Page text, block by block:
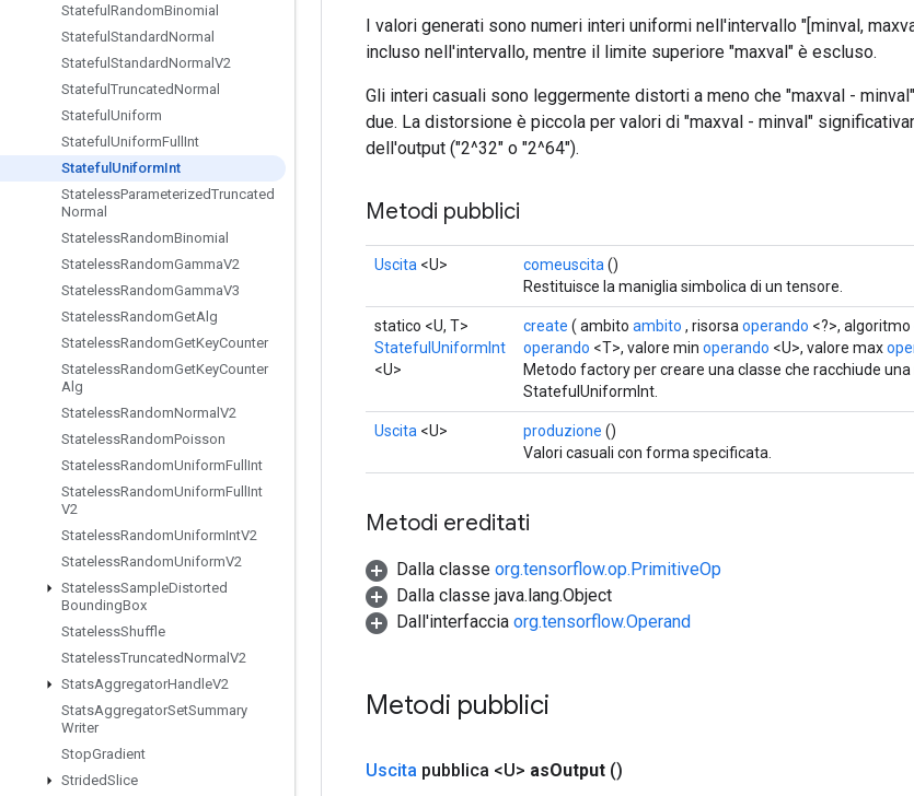
Stateful RandomBinomial
Stateful StandardNormal
Stateful StandardNormal V2
Stateful TruncatedNormal
Stateful Uniform
Stateful UniformFull Int
Stateful UniformInt
StatelessParameterizedTruncated
Normal
StatelessRandomBinomial
StatelessRandomGammaV2
StatelessRandomGammaV3
StatelessRandomGetAlg
StatelessRandomGetKeyCounter
StatelessRandomGetKeyCounter
Alg
StatelessRandomNormal V2
StatelessRandomPoisson
StatelessRandomUniformFull Int
StatelessRandomUniformFull Int
V2
StatelessRandomUniformIntV2
StatelessRandomUniformV2
StatelessSampleDistorted
BoundingBox
StatelessShuffle
StatelessTruncatedNormal V2
StatsAggregatorHandleV2
StatsAggregatorSetSummary
Writer
StopGradient
StridedSlice
I valori generati sono numeri interi uniformi nell'intervallo "[minval,
incluso nell'intervallo, mentre il limite superiore "maxval" è escluso.
Gli interi casuali sono leggermente distorti a meno che "maxval -
due. La distorsione è piccola per valori di "maxval - minval"
dell'output ("2^32" o "2^64").
Metodi pubblici
Uscita <U> comeuscita ()
Restituisce la maniglia simbolica di un tensore.
statico <U, T>
StatefulUniformInt
<U>
create ( ambito ambito , risorsa operando <?>, algoritmo
operando <T>, valore min operando <U>, valore max
Metodo factory per creare una classe che racchiude
StatefulUniformInt.
Uscita <U> produzione ()
Valori casuali con forma specificata.
Metodi ereditati
Dalla classe org.tensorflow.op.PrimitiveOp
Dalla classe java.lang.Object
Dall'interfaccia org.tensorflow.Operand
Metodi pubblici
Uscita pubblica <U> asOutput ()